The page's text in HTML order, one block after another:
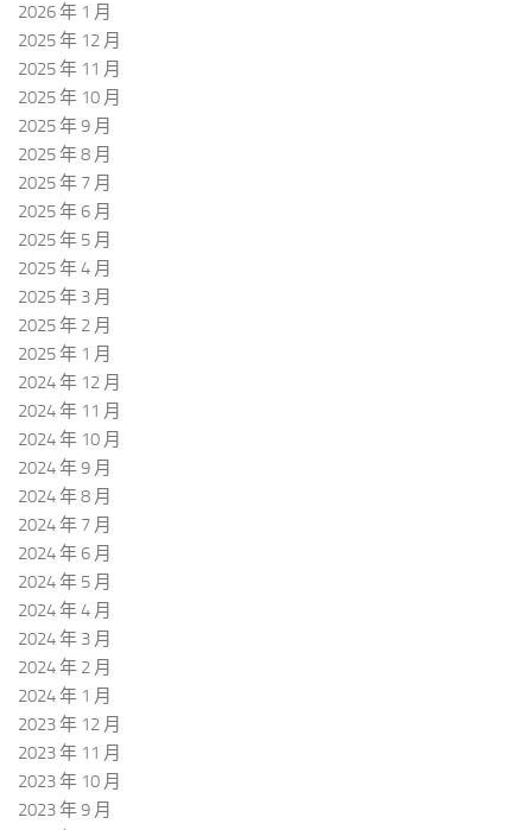
2026 年 1 月
2025 年 12 月
2025 年 11 月
2025 年 10 月
2025 年 9 月
2025 年 8 月
2025 年 7 月
2025 年 6 月
2025 年 5 月
2025 年 4 月
2025 年 3 月
2025 年 2 月
2025 年 1 月
2024 年 12 月
2024 年 11 月
2024 年 10 月
2024 年 9 月
2024 年 8 月
2024 年 7 月
2024 年 6 月
2024 年 5 月
2024 年 4 月
2024 年 3 月
2024 年 2 月
2024 年 1 月
2023 年 12 月
2023 年 11 月
2023 年 10 月
2023 年 9 月